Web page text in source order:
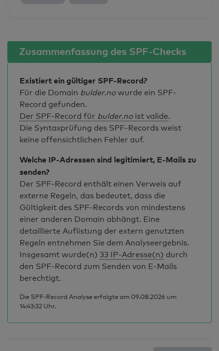
Zusammenfassung des SPF-Checks
Existiert ein gültiger SPF-Record?
Für die Domain bulder.no wurde ein SPF-
Record gefunden.
Der SPF-Record für bulder.no ist valide.
Die Syntaxprüfung des SPF-Records weist
keine offensichtlichen Fehler auf.
Welche IP-Adressen sind legitimiert, E-Mails zu
senden?
Der SPF-Record enthält einen Verweis auf
externe Regeln, das bedeutet, dass die
Gültigkeit des SPF-Records von mindestens
einer anderen Domain abhängt. Eine
detaillierte Auflistung der extern genutzten
Regeln entnehmen Sie dem Analyseergebnis.
Insgesamt wurde(n) 33 IP-Adresse(n) durch
den SPF-Record zum Senden von E-Mails
berechtigt.
Die SPF-Record Analyse erfolgte am 09.08.2026 um
14:43:32 Uhr.